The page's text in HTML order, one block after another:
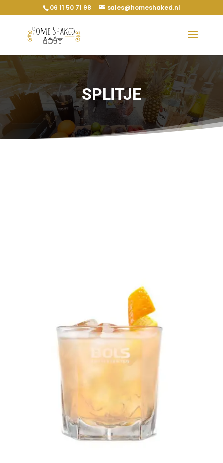
06 11 50 71 98 sales@homeshaked.nl
SPLITJE